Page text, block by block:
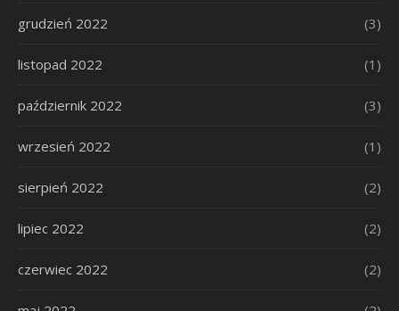
grudzień 2022 (3)
listopad 2022 (1)
październik 2022 (3)
wrzesień 2022 (1)
sierpień 2022 (2)
lipiec 2022 (2)
czerwiec 2022 (2)